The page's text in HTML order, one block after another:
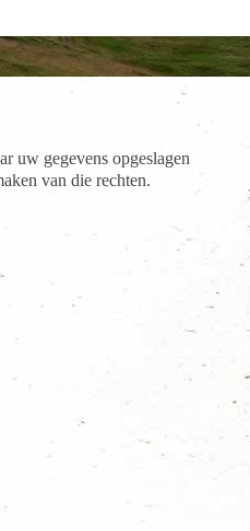
uw gegevens opgeslagen
van die rechten.